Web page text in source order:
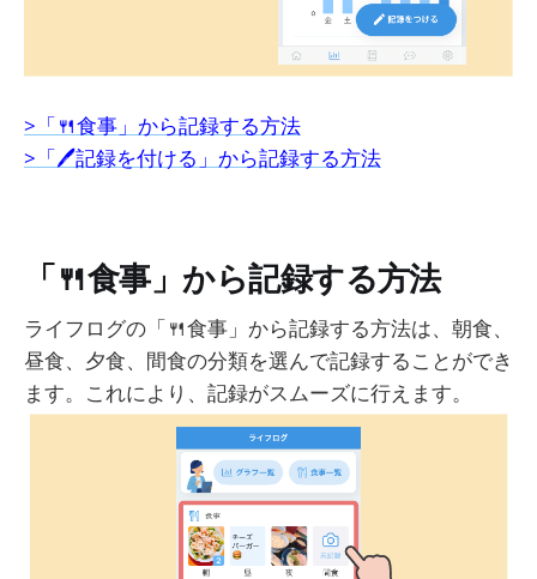
>「🍴食事」から記録する方法
>「🖊記録を付ける」から記録する方法
「🍴食事」から記録する方法
ライフログの「🍴食事」から記録する方法は、朝食、
昼食、夕食、間食の分類を選んで記録することができ
ます。これにより、記録がスムーズに行えます。